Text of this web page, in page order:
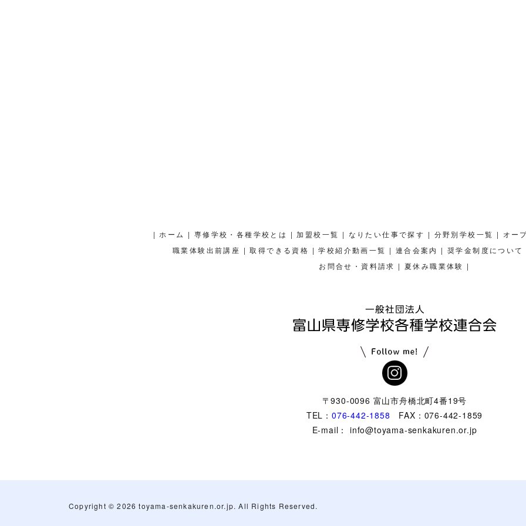
| ホーム | 専修学校・各種学校とは |加盟校一覧 | なりたい仕事で探す | 分野別学校一覧 | オー
職業体験出前講座 |取得できる資格 |学校紹介動画一覧 | 連合会案内 | 奨学金制度について
お問合せ・資料請求 | 夏休み職業体験 |
〒930-0096 富山市舟橋北町4番19号
TEL： 076-442-1858 FAX：076-442-1859
E-mail： info@toyama-senkakuren.or.jp
Copyright ©2026 toyama-senkakuren.or.jp. All Rights Reserved.